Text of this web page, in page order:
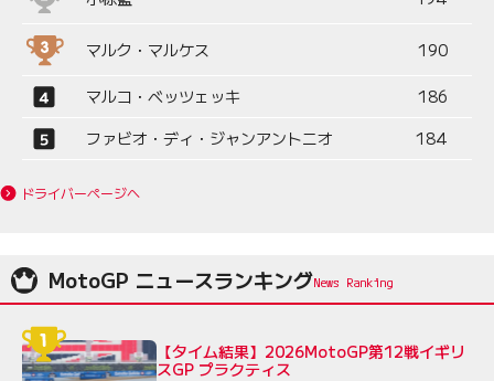
マルク・マルケス 190
マルコ・ベッツェッキ
186
ファビオ・ディ・ジャンアントニオ
184
ドライバーページへ
MotoGP ニュースランキング
【タイム結果】2026MotoGP第12戦イギリ
スGP プラクティス